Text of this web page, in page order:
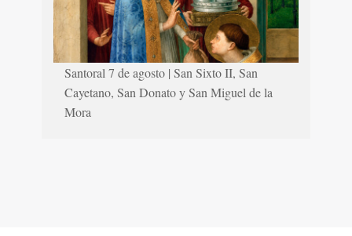
Santoral 7 de agosto | San Sixto II, San
Cayetano, San Donato y San Miguel de la
Mora